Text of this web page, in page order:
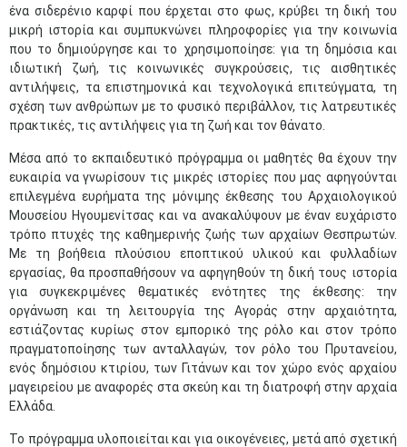
ένα σιδερένιο καρφί που έρχεται στο φως, κρύβει τη δική του
μικρή ιστορία και συμπυκνώνει πληροφορίες για την κοινωνία
που το δημιούργησε και το χρησιμοποίησε: για τη δημόσια και
ιδιωτική ζωή, τις κοινωνικές συγκρούσεις, τις αισθητικές
αντιλήψεις, τα επιστημονικά και τεχνολογικά επιτεύγματα, τη
σχέση των ανθρώπων με το φυσικό περιβάλλον, τις λατρευτικές
πρακτικές, τις αντιλήψεις για τη ζωή και τον θάνατο.
Μέσα από το εκπαιδευτικό πρόγραμμα οι μαθητές θα έχουν την
ευκαιρία να γνωρίσουν τις μικρές ιστορίες που μας αφηγούνται
επιλεγμένα ευρήματα της μόνιμης έκθεσης του Αρχαιολογικού
Μουσείου Ηγουμενίτσας και να ανακαλύψουν με έναν ευχάριστο
τρόπο πτυχές της καθημερινής ζωής των αρχαίων Θεσπρωτών.
Με τη βοήθεια πλούσιου εποπτικού υλικού και φυλλαδίων
εργασίας, θα προσπαθήσουν να αφηγηθούν τη δική τους ιστορία
για συγκεκριμένες θεματικές ενότητες της έκθεσης: την
οργάνωση και τη λειτουργία της Αγοράς στην αρχαιότητα,
εστιάζοντας κυρίως στον εμπορικό της ρόλο και στον τρόπο
πραγματοποίησης των ανταλλαγών, τον ρόλο του Πρυτανείου,
ενός δημόσιου κτιρίου, των Γιτάνων και τον χώρο ενός αρχαίου
μαγειρείου με αναφορές στα σκεύη και τη διατροφή στην αρχαία
Ελλάδα.
Το πρόγραμμα υλοποιείται και για οικογένειες, μετά από σχετική